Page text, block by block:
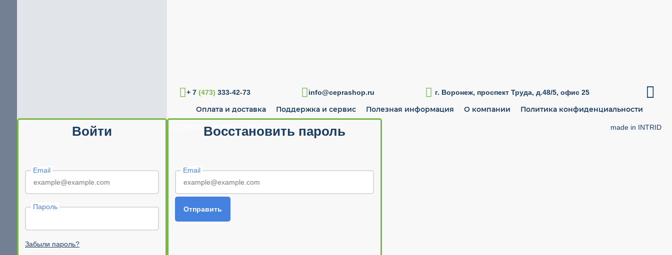
+ 7(473) 333-42-73 info@ceprashop.ru  г. Воронеж, проспект Труда, д.48/5, офис 25 
Оплата и доставка Поддержка и сервис Полезная информация О компании Политика конфиденциальности
© CEPRA SHOP 2010 — 2026 made in INTRID
Войти
Email
Пароль
Забыли пароль?
Восстановить пароль
Email
Отправить